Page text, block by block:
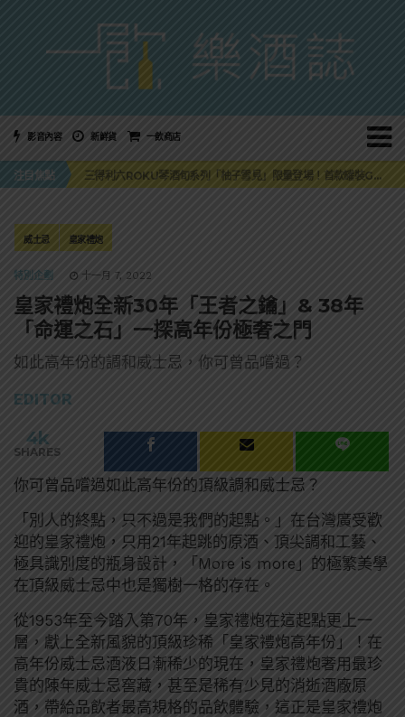
影音內容 新鮮貨 一飲商店
注目焦點
萬眾敲碗如期回歸！SUNMAI金色三麥3度攜手花蓮瓜農品牌「阿強西瓜」
三得利六ROKU琴酒旬系列「柚子雪見」限量登場！首款罐裝GIN SODA 10月同步上市
美國正式恢復蘇格蘭威士忌零關稅！烈酒產業再次迎來重磅利多
大摩DALMORE典藏珍稀年份系列全新力作，VINTAGE 2010攜手VINTAGE 2006
威士忌 皇家禮炮
特別企劃 十一月 7, 2022
皇家禮炮全新30年「王者之鑰」& 38年
「命運之石」一探高年份極奢之門
如此高年份的調和威士忌，你可曾品嚐過？
EDITOR
4k
SHARES
你可曾品嚐過如此高年份的頂級調和威士忌？
「別人的終點，只不過是我們的起點。」 在台灣廣受歡
迎的皇家禮炮，只用21年起跳的原酒、頂尖調和工藝、
極具識別度的瓶身設計，「More is more」的極繁美學
在頂級威士忌中也是獨樹一格的存在。
從1953年至今踏入第70年，皇家禮炮在這起點更上一
層，獻上全新風貌的頂級珍稀「皇家禮炮高年份」！在
高年份威士忌酒液日漸稀少的現在，皇家禮炮奢用最珍
貴的陳年威士忌窖藏，甚至是稀有少見的消逝酒廠原
酒，帶給品飲者最高規格的品飲體驗，這正是皇家禮炮